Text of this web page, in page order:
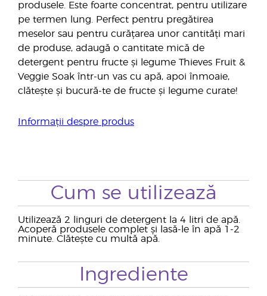
produsele. Este foarte concentrat, pentru utilizare
pe termen lung. Perfect pentru pregătirea
meselor sau pentru curățarea unor cantități mari
de produse, adaugă o cantitate mică de
detergent pentru fructe și legume Thieves Fruit &
Veggie Soak într-un vas cu apă, apoi înmoaie,
clătește și bucură-te de fructe și legume curate!
Informații despre produs
Cum se utilizează
Utilizează 2 linguri de detergent la 4 litri de apă.
Acoperă produsele complet și lasă-le în apă 1-2
minute. Clătește cu multă apă.
Ingrediente